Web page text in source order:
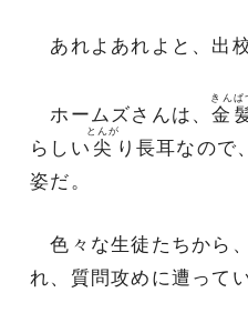
あれよあれよと、出
ホームズさんは、金
きんぱ
らしい 尖
とんが
り長耳なので
姿だ。
色々な生徒たちから
れ、質問攻めに遭ってい